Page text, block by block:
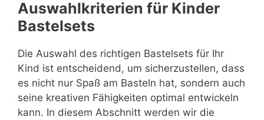
Auswahlkriterien für Kinder
Bastelsets
Die Auswahl des richtigen Bastelsets für Ihr
Kind ist entscheidend, um sicherzustellen, dass
es nicht nur Spaß am Basteln hat, sondern auch
seine kreativen Fähigkeiten optimal entwickeln
kann. In diesem Abschnitt werden wir die